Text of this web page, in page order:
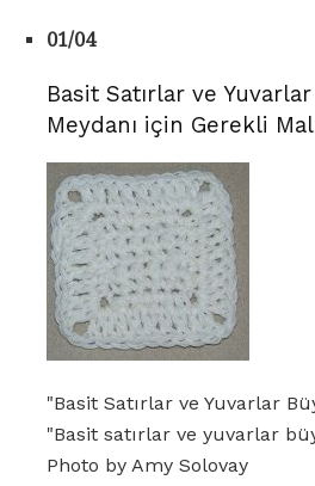
01/04
Basit Satırlar ve
Meydanı için Gerekli
"Basit Satırlar ve Yuvarlar
"Basit satırlar ve yuvarlar
Photo by Amy Solovay